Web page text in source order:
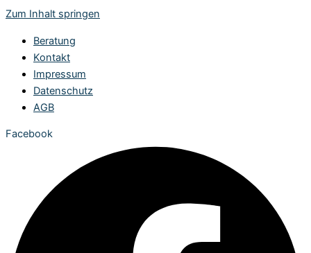
Zum Inhalt springen
Beratung
Kontakt
Impressum
Datenschutz
AGB
Facebook